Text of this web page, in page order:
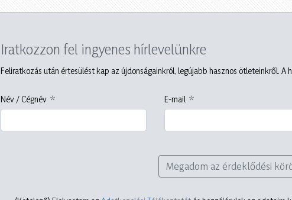
Iratkozzon fel ingyenes hírlevelünkre
Feliratkozás után értesülést kap az újdonságainkról, legújabb hasznos ötleteinkről. A
Név / Cégnév E-mail
Megadom az érdeklődési